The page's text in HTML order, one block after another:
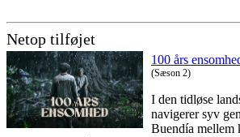
Netop tilføjet
100 års
(Sæson 2)
I den tidløse
navigerer syv
Buendía mellem